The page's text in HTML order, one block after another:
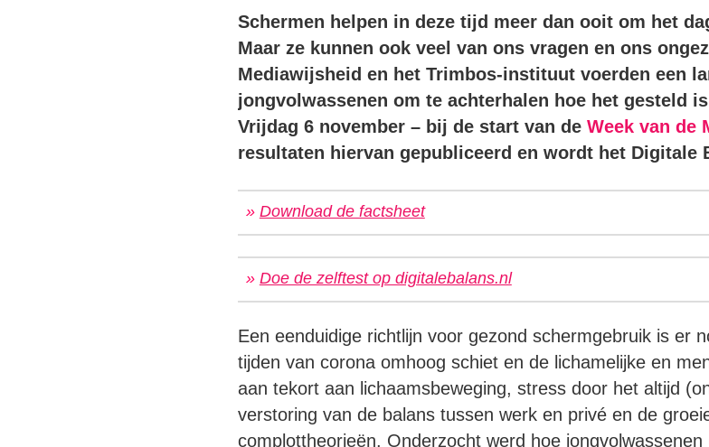
Schermen helpen in deze tijd meer dan ooit om het
Maar ze kunnen ook veel van ons vragen en ons
Mediawijsheid en het Trimbos-instituut voerden een
jongvolwassenen om te achterhalen hoe het gesteld
Vrijdag 6 november – bij de start van de Week van de
resultaten hiervan gepubliceerd en wordt het Digitale
» Download de factsheet
» Doe de zelftest op digitalebalans.nl
Een eenduidige richtlijn voor gezond schermgebruik is er
tijden van corona omhoog schiet en de lichamelijke en
aan tekort aan lichaamsbeweging, stress door het altijd
verstoring van de balans tussen werk en privé en de
complottheorieën. Onderzocht werd hoe